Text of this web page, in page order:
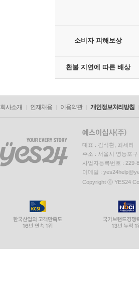
소비자 피해보상
환불 지연에 따른 배상
회사소개 인재채용 이용약관 개인정보처리방침
대표 : 김석환, 최세라
주소 : 서울시 영등포
사업자등록번호 :
이메일 :
Copyright ⓒ YES24